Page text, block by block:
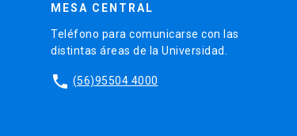
MESA CENTRAL
Teléfono para comunicarse con las
distintas áreas de la Universidad.
phone (56)95504 4000